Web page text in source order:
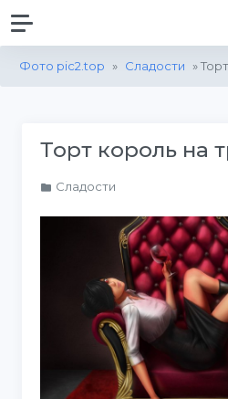
Фото pic2.top » Сладости »
Торт король на
Сладости